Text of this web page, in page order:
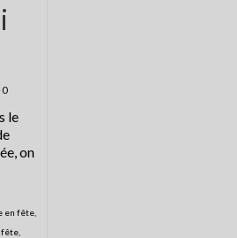
0
le
on
en fête,
fête,